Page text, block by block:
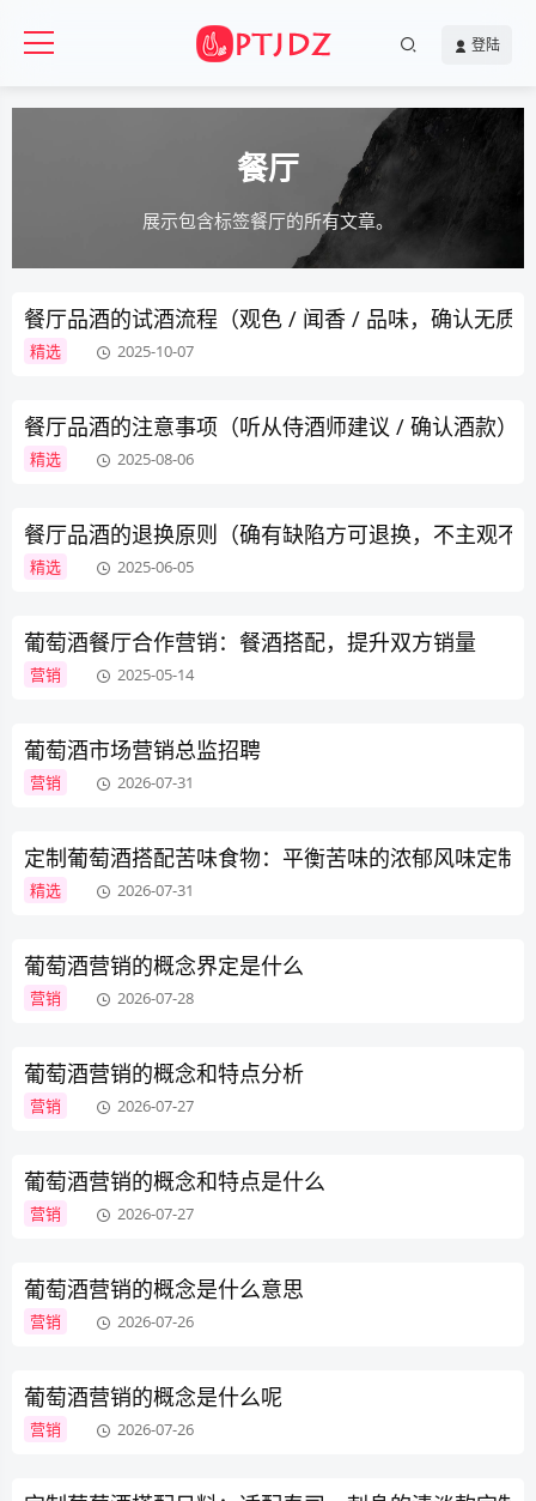
登陆
餐厅
展示包含标签餐厅的所有文章。
餐厅品酒的试酒流程（观色 / 闻香 / 品味，确认无质
精选 2025-10-07
餐厅品酒的注意事项（听从侍酒师建议 / 确认酒款）
精选 2025-08-06
餐厅品酒的退换原则（确有缺陷方可退换，不主观不
精选 2025-06-05
葡萄酒餐厅合作营销：餐酒搭配，提升双方销量​
营销 2025-05-14
葡萄酒市场营销总监招聘
营销 2026-07-31
定制葡萄酒搭配苦味食物：平衡苦味的浓郁风味定制
精选 2026-07-31
葡萄酒营销的概念界定是什么
营销 2026-07-28
葡萄酒营销的概念和特点分析
营销 2026-07-27
葡萄酒营销的概念和特点是什么
营销 2026-07-27
葡萄酒营销的概念是什么意思
营销 2026-07-26
葡萄酒营销的概念是什么呢
营销 2026-07-26